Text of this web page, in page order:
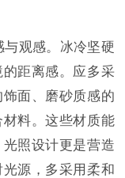
观感。冰冷坚硬
距离感。应多采
面、磨砂质感的
料。这些材质能
照设计更是营造
源，多采用柔和